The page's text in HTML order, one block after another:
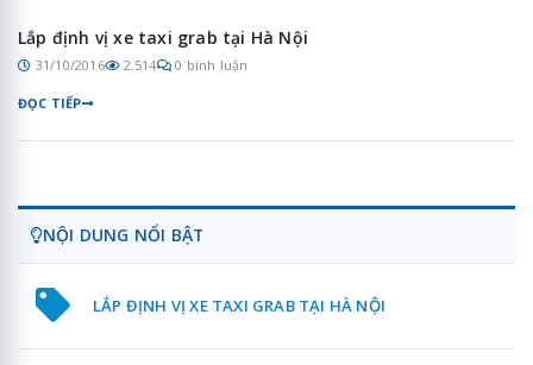
Lắp định vị xe taxi grab tại Hà Nội
31/10/2016 2.514 0 bình luận
ĐỌC TIẾP
NỘI DUNG NỔI BẬT
LẮP ĐỊNH VỊ XE TAXI GRAB TẠI HÀ NỘI